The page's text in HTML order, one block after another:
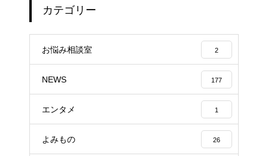
カテゴリー
お悩み相談室 2
NEWS 177
エンタメ 1
よみもの 26